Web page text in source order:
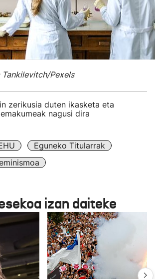
Pexels
zerikusia duten ikasketa eta
nagusi dira
Eguneko Titularrak
izan daiteke